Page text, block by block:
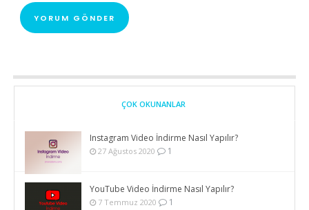
ÇOK OKUNANLAR
Instagram Video İndirme Nasıl Yapılır?
27 Ağustos 2020 1
YouTube Video İndirme Nasıl Yapılır?
7 Temmuz 2020 1